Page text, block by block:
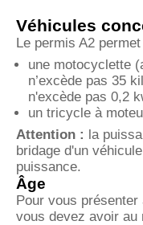
Véhicules
Le permis A2
une motocyclette
n’excède pas 35
n'excède pas 0,2
un tricycle à
Attention : la
bridage d'un
puissance.
Âge
Pour vous
vous devez avoir au